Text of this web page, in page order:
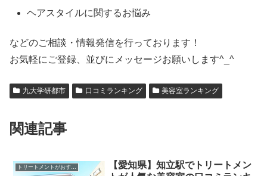
ヘアスタイルに関するお悩み
などのご相談・情報発信を行っております！
お気軽にご登録、並びにメッセージお願いします^_^
九大学研都市 口コミランキング 美容室ランキング
関連記事
【愛知県】知立駅でトリートメン